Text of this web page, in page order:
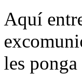
Aquí
les